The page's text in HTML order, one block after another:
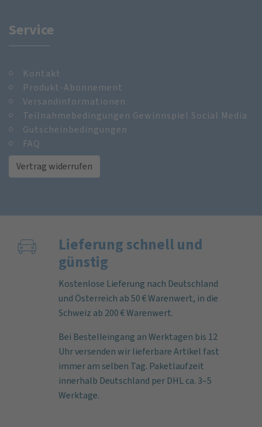
Service
Kontakt
Produkt-Abonnement
Versandinformationen
Teilnahmebedingungen Gewinnspiel Social Media
Gutscheinbedingungen
FAQ
Vertrag widerrufen
Lieferung schnell und
günstig
Kostenlose Lieferung nach Deutschland
und Österreich ab 50 € Warenwert, in die
Schweiz ab 200 € Warenwert.
Bei Bestelleingang an Werktagen bis 12
Uhr versenden wir lieferbare Artikel fast
immer am selben Tag. Paketlaufzeit
innerhalb Deutschland per DHL ca. 3–5
Werktage.